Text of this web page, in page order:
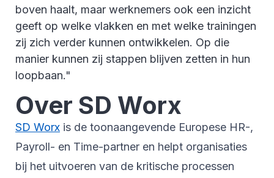
boven haalt, maar werknemers ook een inzicht
geeft op welke vlakken en met welke trainingen
zij zich verder kunnen ontwikkelen. Op die
manier kunnen zij stappen blijven zetten in hun
loopbaan."
Over SD Worx
SD Worx is de toonaangevende Europese HR-,
Payroll- en Time-partner en helpt organisaties
bij het uitvoeren van de kritische processen